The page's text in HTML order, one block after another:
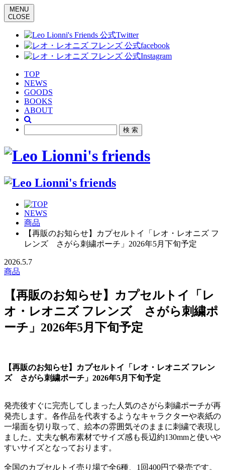
MENU
CLOSE
TOP
NEWS
GOODS
BOOKS
ABOUT
NEWS
商品
【再販のお知らせ】カプセルトイ「レオ・レオニズ フ
レンズ さがら刺繍ポーチ」2026年5月下旬予定
2026.5.7
商品
【再販のお知らせ】カプセルトイ「レ
オ・レオニズ フレンズ さがら刺繍ポ
ーチ」2026年5月下旬予定
【再販のお知らせ】カプセルトイ「レオ・レオニズ フレン
ズ さがら刺繍ポーチ」2026年5月下旬予定
発売後すぐに完売してしまった人気のさがら刺繍ポーチが再
発売します。各作品を代表するようなキャラクターや表紙の
一場面を切り取って、絵本の雰囲気そのままに刺繍で表現し
ました。丈夫な帆布素材でサイズ感も長辺約130mmと使いや
すいサイズとなっております。
全国のカプセルトイ売り場で全6種、1回400円で発売です。